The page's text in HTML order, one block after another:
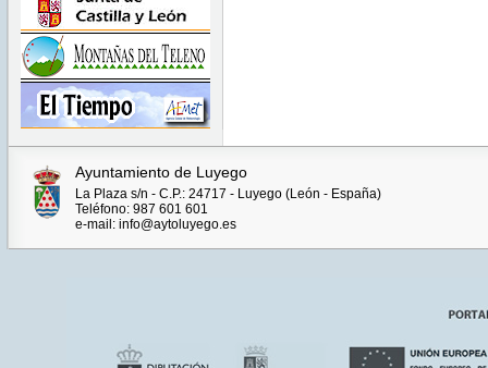
Ayuntamiento de Luyego
La Plaza s/n - C.P.: 24717 - Luyego (León - España)
Teléfono: 987 601 601
e-mail: info@aytoluyego.es